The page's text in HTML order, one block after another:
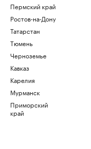
Пермский край
Ростов-на-Дону
Татарстан
Тюмень
Черноземье
Кавказ
Карелия
Мурманск
Приморский
край